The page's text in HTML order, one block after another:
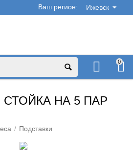
Ижевск
Ваш регион:
0
СТОЙКА НА 5 ПАР
/ Подставки